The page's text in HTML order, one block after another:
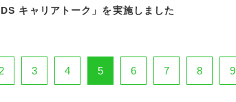
キャリアトーク」を実施しました
2 3 4 5 6 7 8 9